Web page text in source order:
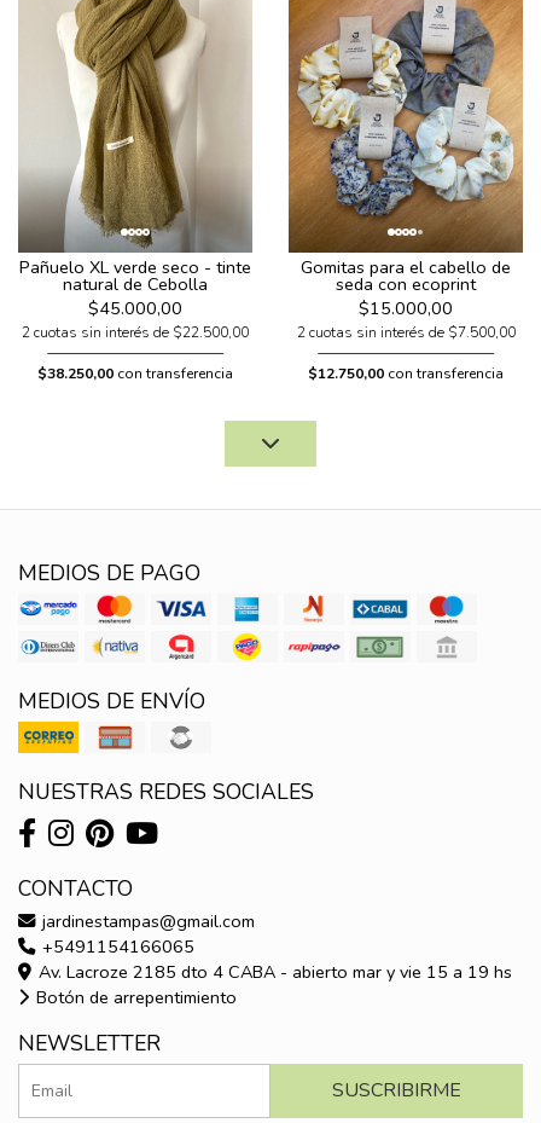
Pañuelo XL verde seco - tinte
natural de Cebolla
$45.000,00
2 cuotas sin interés de $22.500,00
$38.250,00 con transferencia
Gomitas para el cabello de
seda con ecoprint
$15.000,00
2 cuotas sin interés de $7.500,00
$12.750,00 con transferencia
MEDIOS DE PAGO
MEDIOS DE ENVÍO
NUESTRAS REDES SOCIALES
CONTACTO
jardinestampas@gmail.com
+5491154166065
Av. Lacroze 2185 dto 4 CABA - abierto mar y vie 15 a 19 hs
Botón de arrepentimiento
NEWSLETTER
SUSCRIBIRME